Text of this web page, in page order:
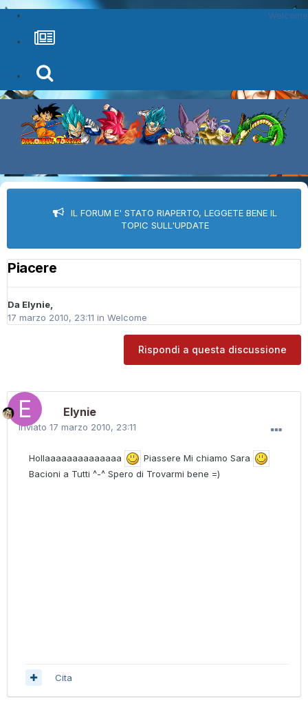
Welcome
IL FORUM E' STATO RIAPERTO, LEGGETE BENE IL
TOPIC SULL'UPDATE
Piacere
Da Elynie,
17 marzo 2010, 23:11 in Welcome
Rispondi a questa discussione
Elynie
Inviato 17 marzo 2010, 23:11
Hollaaaaaaaaaaaaaa
Piassere Mi chiamo Sara
Bacioni a Tutti ^-^ Spero di Trovarmi bene =)
Cita